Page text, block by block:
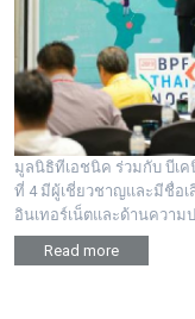
มูลนิธิทีเอชนิค ร่วมกับ บีเค
ที่ 4 มีผู้เชี่ยวชาญและมีชื่อเ
อินเทอร์เน็ตและด้านควา
Read more